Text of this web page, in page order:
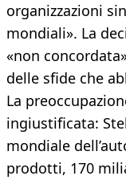
organizzazioni
mondiali». La
«non
delle sfide che
La
ingiustificata:
mondiale
prodotti, 170